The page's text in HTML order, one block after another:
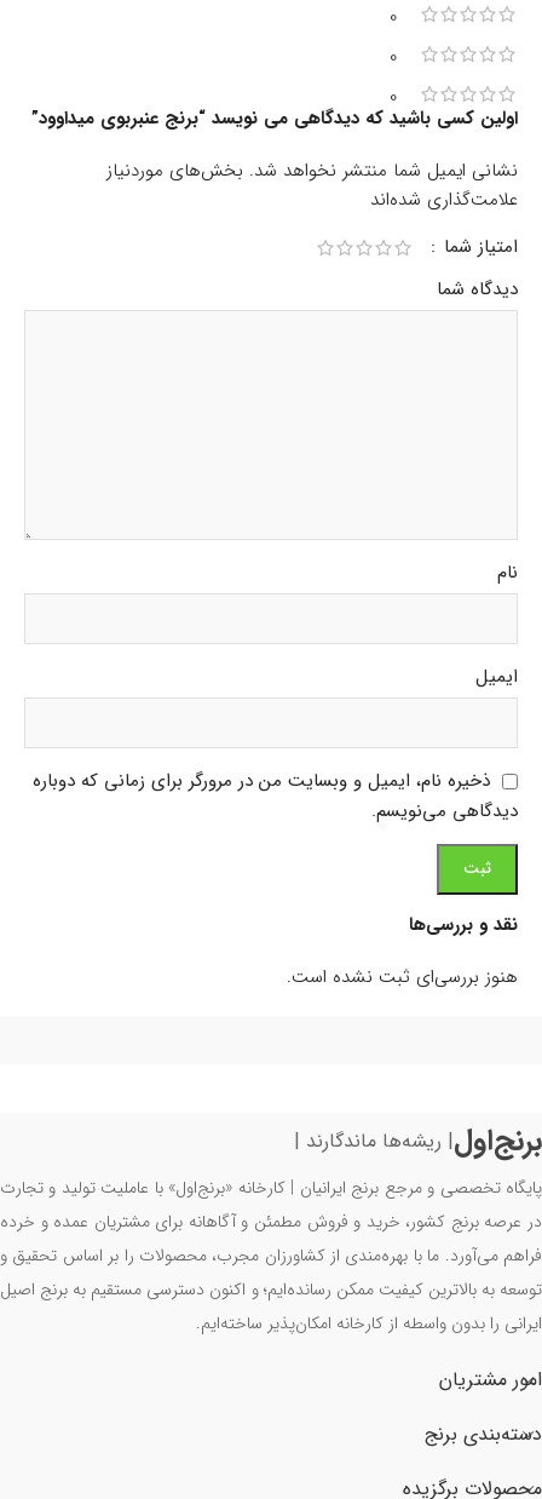
0
0
0
نقد و بررسی‌ها
هنوز بررسی‌ای ثبت نشده است.
اولین کسی باشید که دیدگاهی می نویسد “برنج عنبربوی میداوود”
نشانی ایمیل شما منتشر نخواهد شد. بخش‌های موردنیاز
علامت‌گذاری شده‌اند
امتیاز شما
دیدگاه شما
نام
ایمیل
ذخیره نام، ایمیل و وبسایت من در مرورگر برای زمانی که دوباره
دیدگاهی می‌نویسم.
برنج‌اول| ریشه‌ها ماندگارند |
پایگاه تخصصی و مرجع برنج ایرانیان | کارخانه «برنج‌اول» با عاملیت تولید و تجارت
در عرصه برنج کشور، خرید و فروش مطمئن و آگاهانه برای مشتریان عمده و خرده
فراهم می‌آورد. ما با بهره‌مندی از کشاورزان مجرب، محصولات را بر اساس تحقیق و
توسعه به بالاترین کیفیت ممکن رسانده‌ایم؛ و اکنون دسترسی مستقیم به برنج اصیل
ایرانی را بدون واسطه از کارخانه امکان‌پذیر ساخته‌ایم.
امور مشتریان
دسته‌بندی برنج
محصولات برگزیده